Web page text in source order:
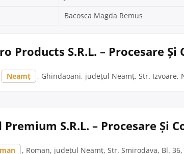
Bacosca Magda Remus
Products S.R.L. – Procesare
Neamț , Ghindaoani, județul Neamț, Str. Izvoare,
S.R.L. – Procesare Și
, Roman, județul Neamț, Str. Smirodava, Bl. 36,